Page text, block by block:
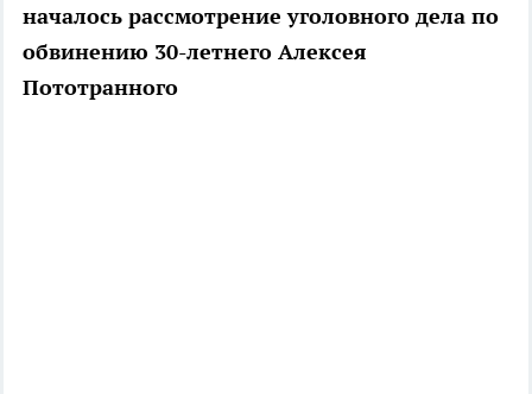
началось рассмотрение уголовного дела по
обвинению 30-летнего Алексея
Пототранного